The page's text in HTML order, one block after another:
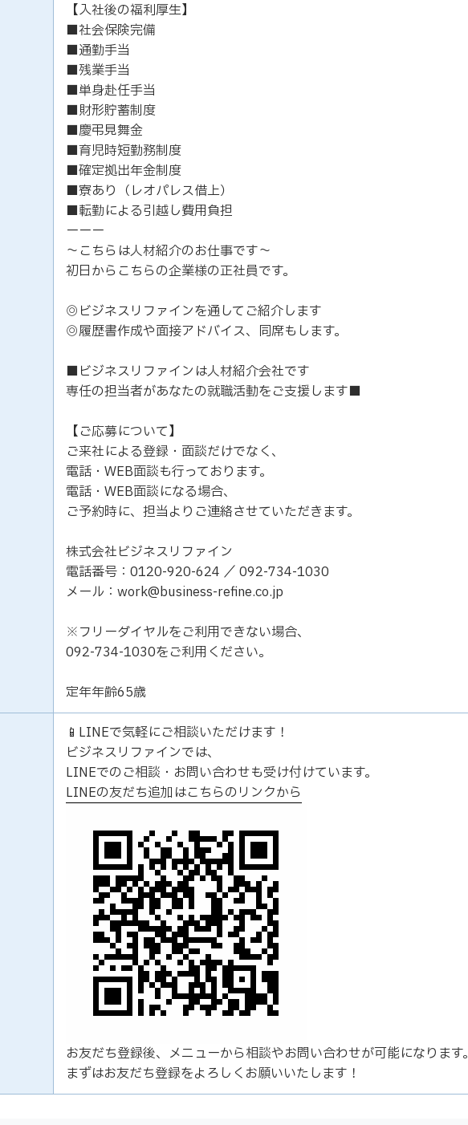
【入社後の福利厚生】
■社会保険完備
■通勤手当
■残業手当
■単身赴任手当
■財形貯蓄制度
■慶弔見舞金
■育児時短勤務制度
■確定拠出年金制度
■寮あり（レオパレス借上）
■転勤による引越し費用負担
ーーー
～こちらは人材紹介のお仕事です～
初日からこちらの企業様の正社員です。
◎ビジネスリファインを通してご紹介します
◎履歴書作成や面接アドバイス、同席もします。
■ビジネスリファインは人材紹介会社です
専任の担当者があなたの就職活動をご支援します■
【ご応募について】
ご来社による登録・面談だけでなく、
電話・WEB面談も行っております。
電話・WEB面談になる場合、
ご予約時に、担当よりご連絡させていただきます。
株式会社ビジネスリファイン
電話番号：0120-920-624 ／ 092-734-1030
メール：work@business-refine.co.jp
※フリーダイヤルをご利用できない場合、
092-734-1030をご利用ください。
定年年齢65歳
📱LINEで気軽にご相談いただけます！
ビジネスリファインでは、
LINEでのご相談・お問い合わせも受け付けています。
LINEの友だち追加はこちらのリンクから
お友だち登録後、メニューから相談やお問い合わせが可能になります。
まずはお友だち登録をよろしくお願いいたします！